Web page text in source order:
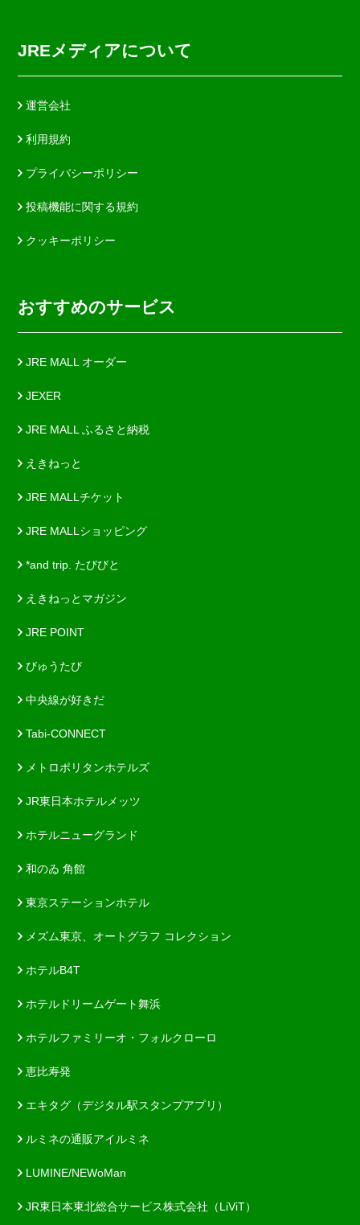
JREメディアについて
運営会社
利用規約
プライバシーポリシー
投稿機能に関する規約
クッキーポリシー
おすすめのサービス
JRE MALL オーダー
JEXER
JRE MALL ふるさと納税
えきねっと
JRE MALLチケット
JRE MALLショッピング
*and trip. たびびと
えきねっとマガジン
JRE POINT
びゅうたび
中央線が好きだ
Tabi-CONNECT
メトロポリタンホテルズ
JR東日本ホテルメッツ
ホテルニューグランド
和のゐ 角館
東京ステーションホテル
メズム東京、オートグラフ コレクション
ホテルB4T
ホテルドリームゲート舞浜
ホテルファミリーオ・フォルクローロ
恵比寿発
エキタグ（デジタル駅スタンプアプリ）
ルミネの通販アイルミネ
LUMINE/NEWoMan
JR東日本東北総合サービス株式会社（LiViT）